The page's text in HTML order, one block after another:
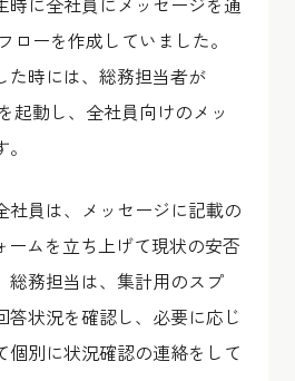
ローを作成していました。
た時には、総務担当者が
起動し、全社員向けのメッ
社員は、メッセージに記載の
ームを立ち上げて現状の安否
総務担当は、集計用のスプ
答状況を確認し、必要に応じ
個別に状況確認の連絡をして